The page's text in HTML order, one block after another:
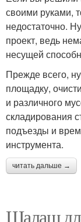
своими руками,
недостаточно.
проект, ведь
несущей
Прежде всего,
площадку,
и различного
складирования
подъезды и
инструмента.
читать дальше →
Шалаш